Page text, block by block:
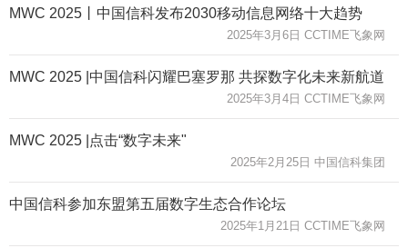
MWC 2025丨中国信科发布2030移动信息网络十大趋势
2025年3月6日 CCTIME飞象网
MWC 2025 |中国信科闪耀巴塞罗那 共探数字化未来新航道
2025年3月4日 CCTIME飞象网
MWC 2025 |点击“数字未来"
2025年2月25日 中国信科集团
中国信科参加东盟第五届数字生态合作论坛
2025年1月21日 CCTIME飞象网